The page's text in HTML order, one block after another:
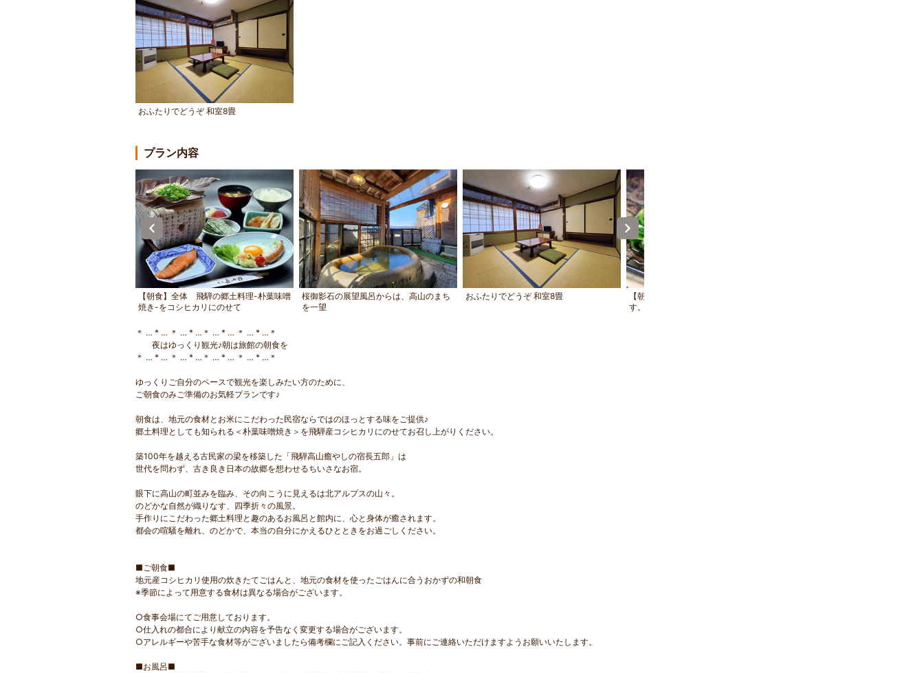
おふたりでどうぞ 和室8畳
プラン内容
【朝食】全体 飛騨の郷土料理-朴葉味噌
焼き-をコシヒカリにのせて
桜御影石の展望風呂からは、高山のまち
を一望
おふたりでどうぞ 和室8畳
【朝食】香ばしい香りが食欲をそそりま
す。
＊ … * … ＊ … * …＊ … * … ＊ … * …＊
夜はゆっくり観光♪朝は旅館の朝食を
＊ … * … ＊ … * …＊ … * … ＊ … * …＊
ゆっくりご自分のペースで観光を楽しみたい方のために、
ご朝食のみご準備のお気軽プランです♪
朝食は、地元の食材とお米にこだわった民宿ならではのほっとする味をご提供♪
郷土料理としても知られる＜朴葉味噌焼き＞を飛騨産コシヒカリにのせてお召し上がりください。
築100年を越える古民家の梁を移築した「飛騨高山癒やしの宿長五郎」は
世代を問わず、古き良き日本の故郷を想わせるちいさなお宿。
眼下に高山の町並みを臨み、その向こうに見えるは北アルプスの山々。
のどかな自然が織りなす、四季折々の風景。
手作りにこだわった郷土料理と趣のあるお風呂と館内に、心と身体が癒されます。
都会の喧騒を離れ、のどかで、本当の自分にかえるひとときをお過ごしください。
■ご朝食■
地元産コシヒカリ使用の炊きたてごはんと、地元の食材を使ったごはんに合うおかずの和朝食
※季節によって用意する食材は異なる場合がございます。
○食事会場にてご用意しております。
○仕入れの都合により献立の内容を予告なく変更する場合がございます。
○アレルギーや苦手な食材等がございましたら備考欄にご記入ください。事前にご連絡いただけますようお願いいたします。
■お風呂■